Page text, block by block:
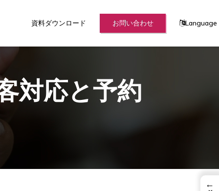
資料ダウンロード お問い合わせ Language
対応と予約
←